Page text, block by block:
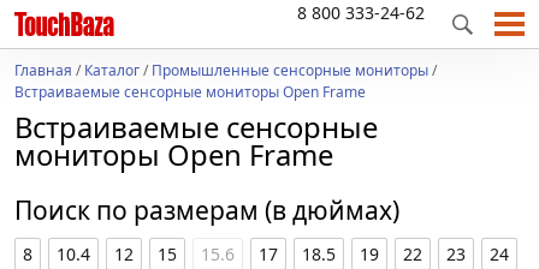
8 800 333-24-62
Главная /Каталог/Промышленные сенсорные мониторы/
Встраиваемые сенсорные мониторы Open Frame
Встраиваемые сенсорные
мониторы Open Frame
Поиск по размерам (в дюймах)
8 10.4 12 15 15.6 17 18.5 19 22 23
24